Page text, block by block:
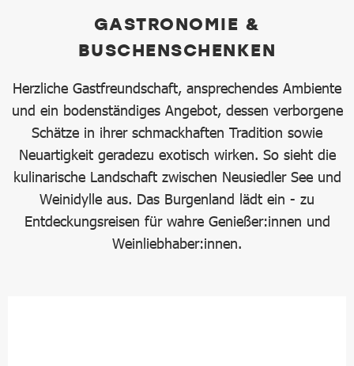
GASTRONOMIE &
BUSCHENSCHENKEN
Herzliche Gastfreundschaft, ansprechendes Ambiente
und ein bodenständiges Angebot, dessen verborgene
Schätze in ihrer schmackhaften Tradition sowie
Neuartigkeit geradezu exotisch wirken. So sieht die
kulinarische Landschaft zwischen Neusiedler See und
Weinidylle aus. Das Burgenland lädt ein - zu
Entdeckungsreisen für wahre Genießer:innen und
Weinliebhaber:innen.